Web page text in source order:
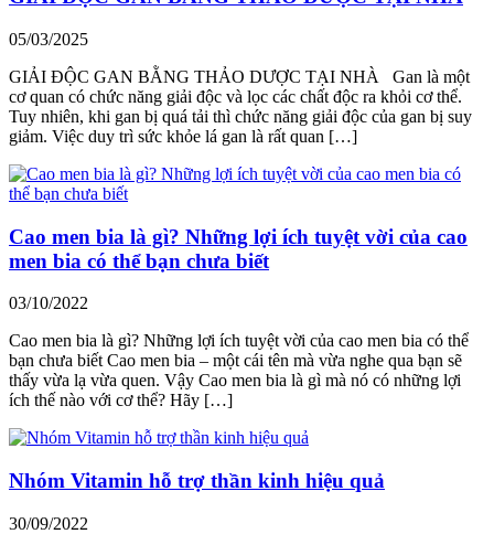
05/03/2025
GIẢI ĐỘC GAN BẰNG THẢO DƯỢC TẠI NHÀ Gan là một
cơ quan có chức năng giải độc và lọc các chất độc ra khỏi cơ thể.
Tuy nhiên, khi gan bị quá tải thì chức năng giải độc của gan bị suy
giảm. Việc duy trì sức khỏe lá gan là rất quan […]
Cao men bia là gì? Những lợi ích tuyệt vời của cao
men bia có thể bạn chưa biết
03/10/2022
Cao men bia là gì? Những lợi ích tuyệt vời của cao men bia có thể
bạn chưa biết Cao men bia – một cái tên mà vừa nghe qua bạn sẽ
thấy vừa lạ vừa quen. Vậy Cao men bia là gì mà nó có những lợi
ích thế nào với cơ thể? Hãy […]
Nhóm Vitamin hỗ trợ thần kinh hiệu quả
30/09/2022